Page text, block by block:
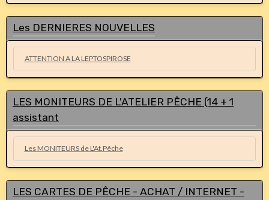
Les DERNIERES NOUVELLES
ATTENTION A LA LEPTOSPIROSE
LES MONITEURS DE L'ATELIER PÊCHE (14 + 1
assistant
Les MONITEURS de L'At.Pêche
LES CARTES DE PÊCHE - ACHAT / INTERNET -